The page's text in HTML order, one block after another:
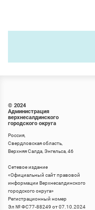
© 2024
Администрация
верхнесалдинского
городского округа
Россия,
Свердловская область,
Верхняя Салда, Энгельса, 46
Сетевое издание
«Официальный сайт правовой
информации Верхнесалдинского
городского округа»
Регистрационный номер
Эл № ФС77-88249 от 07.10.2024